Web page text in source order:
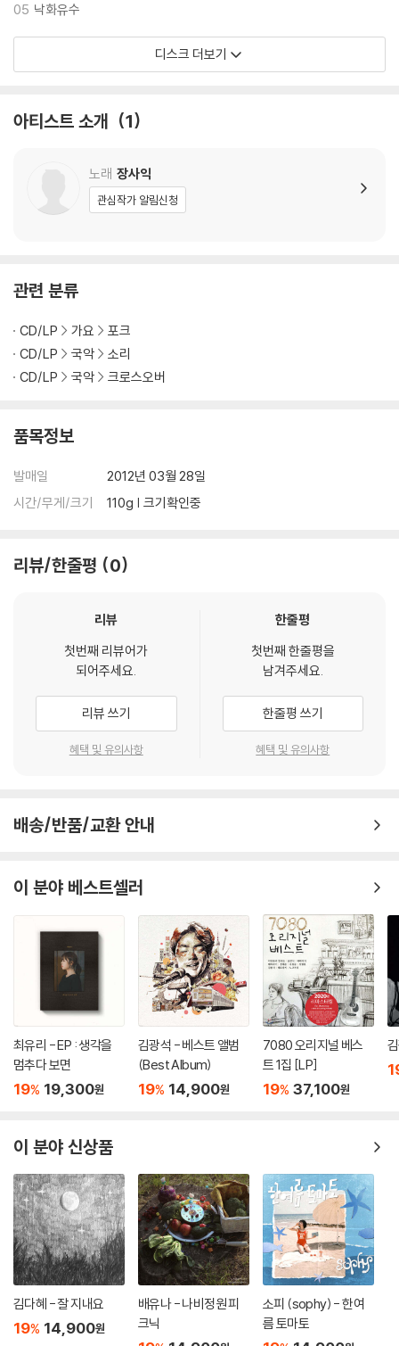
05 낙화유수
디스크 더보기
아티스트 소개 1
노래 장사익
관심작가 알림신청
관련 분류
CD/LP 가요
포크
CD/LP
국악
소리
CD/LP
국악 크로스오버
품목정보
발매일
2012년 03월 28일
시간/무게/크기
110g | 크기확인중
리뷰/한줄평 0
리뷰
첫번째 리뷰어가
되어주세요.
리뷰 쓰기
혜택 및 유의사항
한줄평
첫번째 한줄평을
남겨주세요.
한줄평 쓰기
혜택 및 유의사항
배송/반품/교환 안내
이 분야 베스트셀러
최유리 - EP : 생각을
멈추다 보면
19% 19,300원
김광석 - 베스트 앨범
(Best Album)
19% 14,900원
7080 오리지널 베스
트 1집 [LP]
19% 37,100원
이 분야 신상품
김다혜 - 잘 지내요
19% 14,900원
배유나 - 나비정원 피
크닉
소피 (sophy) - 한여
름 토마토